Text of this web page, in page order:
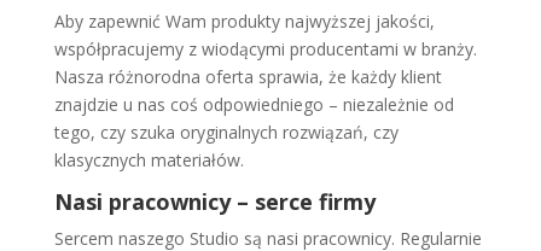
Aby zapewnić Wam produkty najwyższej jakości,
współpracujemy z wiodącymi producentami w branży.
Nasza różnorodna oferta sprawia, że każdy klient
znajdzie u nas coś odpowiedniego – niezależnie od
tego, czy szuka oryginalnych rozwiązań, czy
klasycznych materiałów.
Nasi pracownicy – serce firmy
Sercem naszego Studio są nasi pracownicy. Regularnie